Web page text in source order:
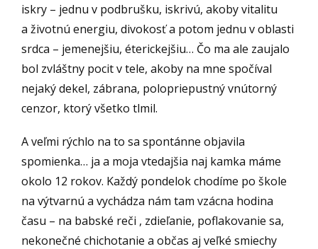
iskry – jednu v podbrušku, iskrivú, akoby vitalitu
a životnú energiu, divokosť a potom jednu v oblasti
srdca – jemenejšiu, éterickejšiu… Čo ma ale zaujalo
bol zvláštny pocit v tele, akoby na mne spočíval
nejaký dekel, zábrana, polopriepustný vnútorný
cenzor, ktorý všetko tlmil.
A veľmi rýchlo na to sa spontánne objavila
spomienka… ja a moja vtedajšia naj kamka máme
okolo 12 rokov. Každý pondelok chodíme po škole
na výtvarnú a vychádza nám tam vzácna hodina
času – na babské reči , zdieľanie, poflakovanie sa,
nekonečné chichotanie a občas aj veľké smiechy